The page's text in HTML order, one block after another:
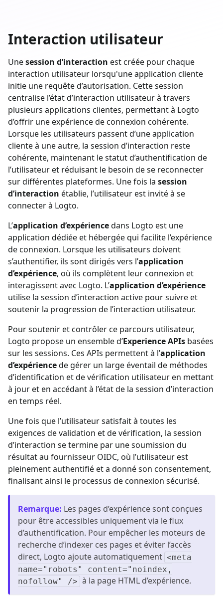
Interaction utilisateur
Unesession d’interaction est créée pour chaque
interaction utilisateur lorsqu'une application cliente
initie une requête d’autorisation. Cette session
centralise l’état d’interaction utilisateur à travers
plusieurs applications clientes, permettant à Logto
d’offrir une expérience de connexion cohérente.
Lorsque les utilisateurs passent d’une application
cliente à une autre, la session d’interaction reste
cohérente, maintenant le statut d’authentification de
l’utilisateur et réduisant le besoin de se reconnecter
sur différentes plateformes. Une fois la session
d’interaction établie, l’utilisateur est invité à se
connecter à Logto.
L’application d’expériencedans Logto est une
application dédiée et hébergée qui facilite l’expérience
de connexion. Lorsque les utilisateurs doivent
s’authentifier, ils sont dirigés vers l’application
d’expérience, où ils complètent leur connexion et
interagissent avec Logto. L’application d’expérience
utilise la session d’interaction active pour suivre et
soutenir la progression de l’interaction utilisateur.
Pour soutenir et contrôler ce parcours utilisateur,
Logto propose un ensemble d’Experience APIs basées
sur les sessions. Ces APIs permettent à l’application
d’expériencede gérer un large éventail de méthodes
d’identification et de vérification utilisateur en mettant
à jour et en accédant à l’état de la session d’interaction
en temps réel.
Une fois que l’utilisateur satisfait à toutes les
exigences de validation et de vérification, la session
d’interaction se termine par une soumission du
résultat au fournisseur OIDC, où l’utilisateur est
pleinement authentifié et a donné son consentement,
finalisant ainsi le processus de connexion sécurisé.
Remarque: Les pages d’expérience sont conçues
pour être accessibles uniquement via le flux
d’authentification. Pour empêcher les moteurs de
recherche d’indexer ces pages et éviter l’accès
direct, Logto ajoute automatiquement <meta
name="robots" content="noindex,
nofollow" /> à la page HTML d’expérience.